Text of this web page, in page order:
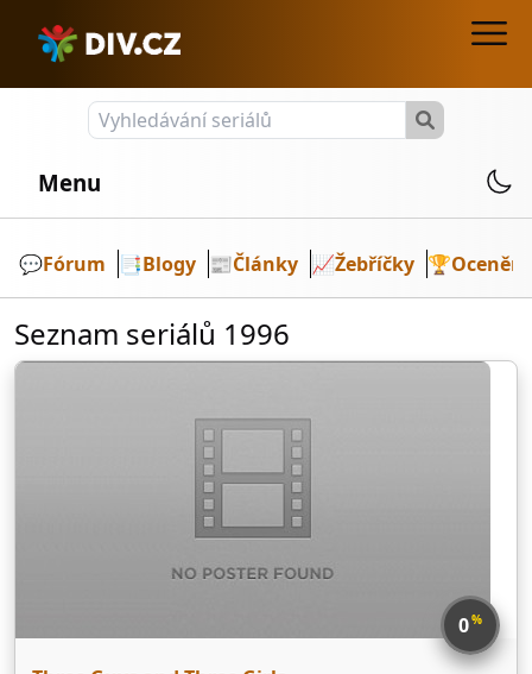
Menu
💬️Fórum 📑Blogy 📰Články 📈Žebříčky 🏆Ocenění
Seznam seriálů 1996
0%